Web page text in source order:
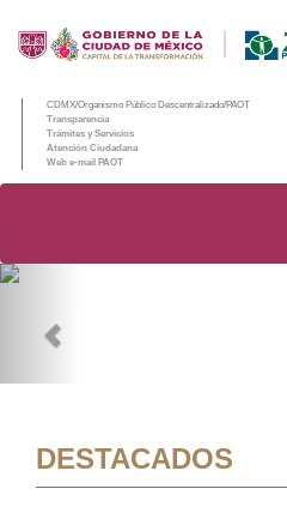
CDMX/Organismo Público Descentralizado/PAOT
Transparencia
Trámites y Servicios
Atención Ciudadana
Web e-mail PAOT
DESTACADOS